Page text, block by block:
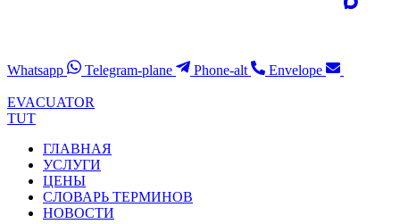
Whatsapp Telegram-plane Phone-alt Envelope
EVACUATOR
TUT
ГЛАВНАЯ
УСЛУГИ
ЦЕНЫ
СЛОВАРЬ ТЕРМИНОВ
НОВОСТИ